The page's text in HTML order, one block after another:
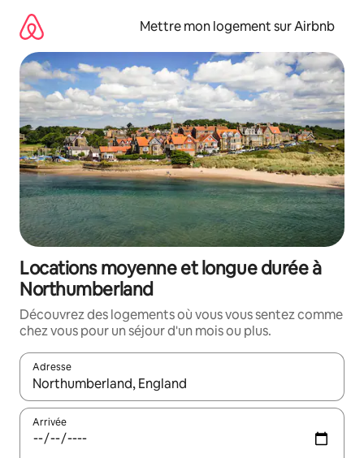
directement
contenu
Mettre mon logement sur Airbnb
Locations moyenne et longue durée à
Northumberland
Découvrez des logements où vous vous sentez comme
chez vous pour un séjour d'un mois ou plus.
Adresse
Lorsque les résultats s'affichent, utilisez les flèches vers le
Arrivée